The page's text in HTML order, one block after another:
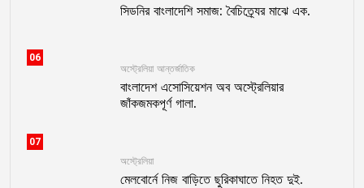
সিডনির বাংলাদেশি সমাজ: বৈচিত্র্যের মাঝে এক.
06
অস্ট্রেলিয়া আন্তর্জাতিক
বাংলাদেশ এসোসিয়েশন অব অস্ট্রেলিয়ার
জাঁকজমকপূর্ণ গালা.
07
অস্ট্রেলিয়া
মেলবোর্নে নিজ বাড়িতে ছুরিকাঘাতে নিহত দুই.